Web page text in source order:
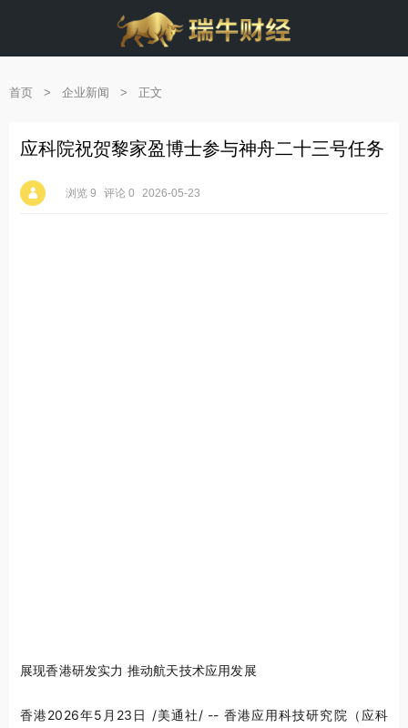
首页 > 企业新闻 > 正文
应科院祝贺黎家盈博士参与神舟二十三号任务
浏览 9 评论 0 2026-05-23
展现香港研发实力 推动航天技术应用发展
香港2026年5月23日 /美通社/ -- 香港应用科技研究院（应科